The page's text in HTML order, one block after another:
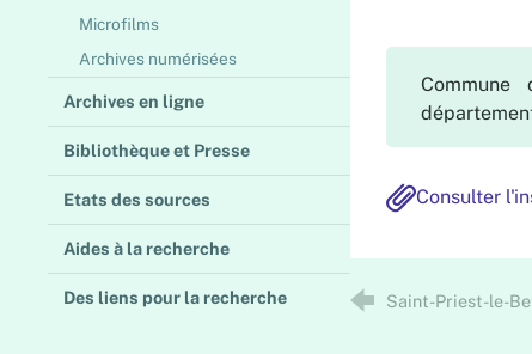
Microfilms
Archives numérisées
Archives en ligne
Bibliothèque et Presse
Etats des sources
Aides à la recherche
Des liens pour la recherche
Commune
Consulter
Saint-Priest-le-